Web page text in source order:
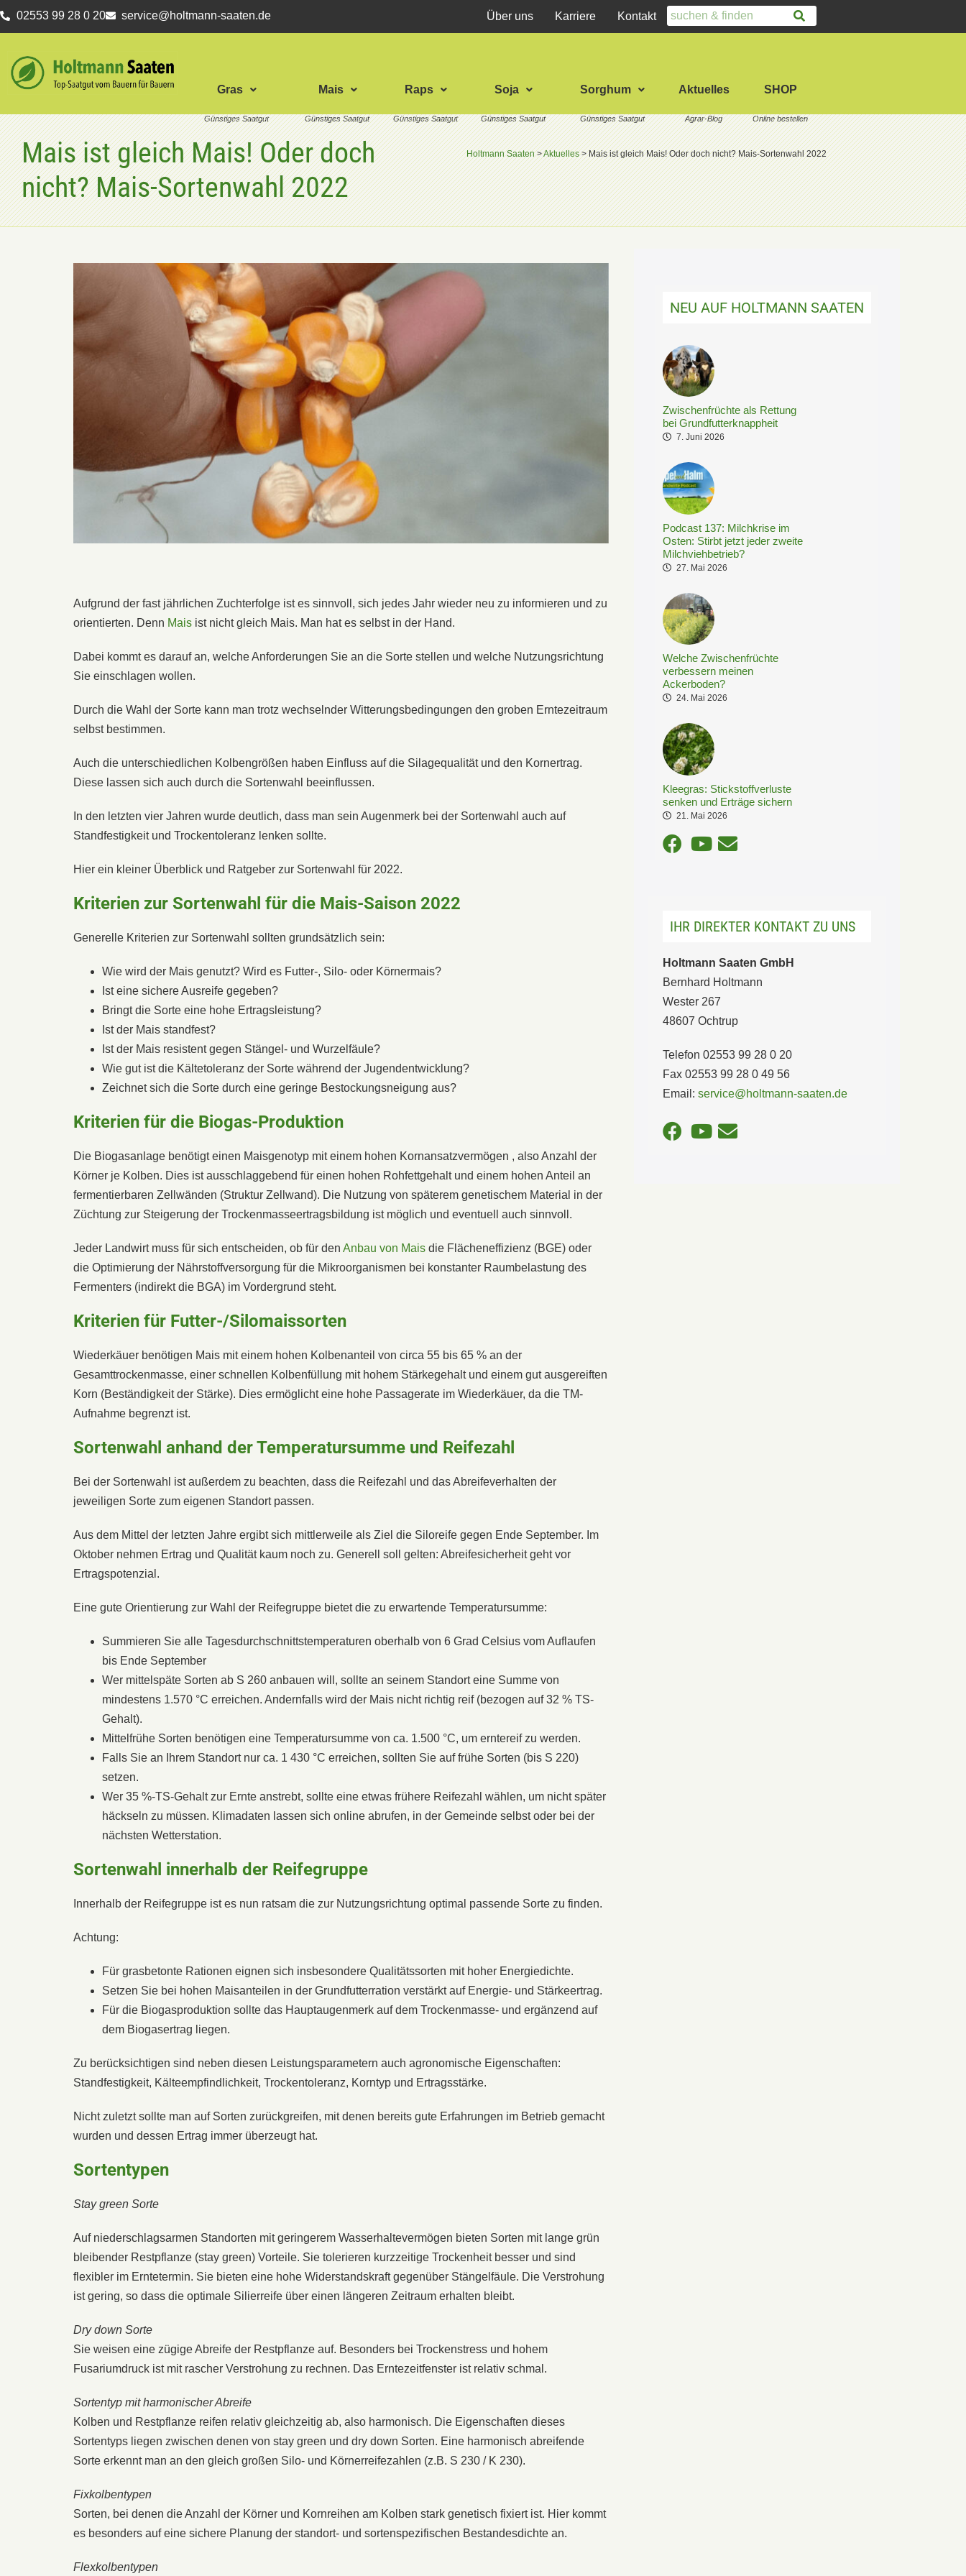
02553 99 28 0 20 service@holtmann-saaten.de Über uns Karriere Kontakt
Gras Mais Raps Soja Sorghum Aktuelles SHOP
Mais ist gleich Mais! Oder doch
nicht? Mais-Sortenwahl 2022
Holtmann Saaten>Aktuelles>Mais ist gleich Mais! Oder doch nicht? Mais-Sortenwahl 2022
Aufgrund der fast jährlichen Zuchterfolge ist es sinnvoll, sich jedes Jahr wieder neu zu informieren und zu
orientierten. Denn Mais ist nicht gleich Mais. Man hat es selbst in der Hand.
Dabei kommt es darauf an, welche Anforderungen Sie an die Sorte stellen und welche Nutzungsrichtung
Sie einschlagen wollen.
Durch die Wahl der Sorte kann man trotz wechselnder Witterungsbedingungen den groben Erntezeitraum
selbst bestimmen.
Auch die unterschiedlichen Kolbengrößen haben Einfluss auf die Silagequalität und den Kornertrag.
Diese lassen sich auch durch die Sortenwahl beeinflussen.
In den letzten vier Jahren wurde deutlich, dass man sein Augenmerk bei der Sortenwahl auch auf
Standfestigkeit und Trockentoleranz lenken sollte.
Hier ein kleiner Überblick und Ratgeber zur Sortenwahl für 2022.
Kriterien zur Sortenwahl für die Mais-Saison 2022
Generelle Kriterien zur Sortenwahl sollten grundsätzlich sein:
Wie wird der Mais genutzt? Wird es Futter-, Silo- oder Körnermais?
Ist eine sichere Ausreife gegeben?
Bringt die Sorte eine hohe Ertragsleistung?
Ist der Mais standfest?
Ist der Mais resistent gegen Stängel- und Wurzelfäule?
Wie gut ist die Kältetoleranz der Sorte während der Jugendentwicklung?
Zeichnet sich die Sorte durch eine geringe Bestockungsneigung aus?
Kriterien für die Biogas-Produktion
Die Biogasanlage benötigt einen Maisgenotyp mit einem hohen Kornansatzvermögen , also Anzahl der
Körner je Kolben. Dies ist ausschlaggebend für einen hohen Rohfettgehalt und einem hohen Anteil an
fermentierbaren Zellwänden (Struktur Zellwand). Die Nutzung von späterem genetischem Material in der
Züchtung zur Steigerung der Trockenmasseertragsbildung ist möglich und eventuell auch sinnvoll.
Jeder Landwirt muss für sich entscheiden, ob für den Anbau von Mais die Flächeneffizienz (BGE) oder
die Optimierung der Nährstoffversorgung für die Mikroorganismen bei konstanter Raumbelastung des
Fermenters (indirekt die BGA) im Vordergrund steht.
Kriterien für Futter-/Silomaissorten
Wiederkäuer benötigen Mais mit einem hohen Kolbenanteil von circa 55 bis 65 % an der
Gesamttrockenmasse, einer schnellen Kolbenfüllung mit hohem Stärkegehalt und einem gut ausgereiften
Korn (Beständigkeit der Stärke). Dies ermöglicht eine hohe Passagerate im Wiederkäuer, da die TM-
Aufnahme begrenzt ist.
Sortenwahl anhand der Temperatursumme und Reifezahl
Bei der Sortenwahl ist außerdem zu beachten, dass die Reifezahl und das Abreifeverhalten der
jeweiligen Sorte zum eigenen Standort passen.
Aus dem Mittel der letzten Jahre ergibt sich mittlerweile als Ziel die Siloreife gegen Ende September. Im
Oktober nehmen Ertrag und Qualität kaum noch zu. Generell soll gelten: Abreifesicherheit geht vor
Ertragspotenzial.
Eine gute Orientierung zur Wahl der Reifegruppe bietet die zu erwartende Temperatursumme:
Summieren Sie alle Tagesdurchschnittstemperaturen oberhalb von 6 Grad Celsius vom Auflaufen
bis Ende September
Wer mittelspäte Sorten ab S 260 anbauen will, sollte an seinem Standort eine Summe von
mindestens 1.570 °C erreichen. Andern­falls wird der Mais nicht richtig reif (bezogen auf 32 % TS-
Gehalt).
Mittelfrühe Sorten benö­tigen eine Temperatur­summe von ca. 1.500 °C, um erntereif zu werden.
Falls Sie an Ihrem Stand­ort nur ca. 1 430 °C errei­chen, sollten Sie auf frühe Sorten (bis S 220)
setzen.
Wer 35 %-TS-Gehalt zur Ernte anstrebt, sollte eine etwas frühere Reifezahl wählen, um nicht später
häckseln zu müssen. Klimadaten lassen sich online abrufen, in der Gemeinde selbst oder bei der
nächsten Wetterstation.
Sortenwahl innerhalb der Reifegruppe
Innerhalb der Reifegruppe ist es nun ratsam die zur Nut­zungsrichtung optimal pas­sende Sorte zu finden.
Achtung:
Für grasbetonte Rationen eignen sich insbesondere Qualitätssorten mit hoher Energiedichte.
Setzen Sie bei hohen Maisanteilen in der Grund­futterration verstärkt auf Energie- und Stärkeertrag.
Für die Biogasproduktion sollte das Hauptaugenmerk auf dem Trockenmasse- und ergänzend auf
dem Biogasertrag liegen.
Zu berücksichtigen sind neben diesen Leistungsparametern auch agronomische Eigen­schaften:
Standfestigkeit, Kälteemp­findlichkeit, Trockentole­ranz, Korntyp und Ertragsstärke.
Nicht zuletzt sollte man auf Sorten zurückgreifen, mit denen bereits gute Erfahrungen im Be­trieb gemacht
wurden und dessen Ertrag immer überzeugt hat.
Sortentypen
Stay green Sorte
Auf niederschlagsarmen Standorten mit geringerem Wasserhaltevermögen bieten Sorten mit lange grün
bleibender Restpflanze (stay green) Vorteile. Sie tolerieren kurzzeitige Trockenheit besser und sind
flexibler im Erntetermin. Sie bieten eine hohe Widerstandskraft gegenüber Stängelfäule. Die Verstrohung
ist gering, so dass die optimale Silierreife über einen längeren Zeitraum erhalten bleibt.
Dry down Sorte
Sie weisen eine zügige Abreife der Restpflanze auf. Besonders bei Trockenstress und hohem
Fusariumdruck ist mit rascher Verstrohung zu rechnen. Das Erntezeitfenster ist relativ schmal.
Sortentyp mit harmonischer Abreife
Kolben und Restpflanze reifen relativ gleichzeitig ab, also harmonisch. Die Eigenschaften dieses
Sortentyps liegen zwischen denen von stay green und dry down Sorten. Eine harmonisch abreifende
Sorte erkennt man an den gleich großen Silo- und Körnerreifezahlen (z.B. S 230 / K 230).
Fixkolbentypen
Sorten, bei denen die Anzahl der Körner und Kornreihen am Kolben stark genetisch fixiert ist. Hier kommt
es besonders auf eine sichere Planung der standort- und sortenspezifischen Bestandesdichte an.
Flexkolbentypen
NEU AUF HOLTMANN SAATEN
Zwischenfrüchte als Rettung
bei Grundfutterknappheit
7. Juni 2026
Podcast 137: Milchkrise im
Osten: Stirbt jetzt jeder zweite
Milchviehbetrieb?
27. Mai 2026
Welche Zwischenfrüchte
verbessern meinen
Ackerboden?
24. Mai 2026
Kleegras: Stickstoffverluste
senken und Erträge sichern
21. Mai 2026
IHR DIREKTER KONTAKT ZU UNS
Holtmann Saaten GmbH
Bernhard Holtmann
Wester 267
48607 Ochtrup
Telefon 02553 99 28 0 20
Fax 02553 99 28 0 49 56
Email: service@holtmann-saaten.de